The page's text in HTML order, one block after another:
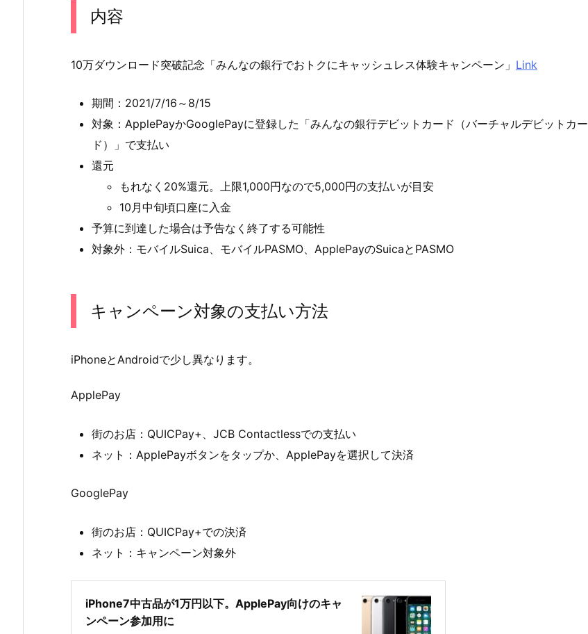
内容
10万ダウンロード突破記念「みんなの銀行でおトクにキャッシュレス体験キャンペーン」 Link
期間：2021/7/16～8/15
対象：ApplePayかGooglePayに登録した「みんなの銀行デビットカード（バーチャルデビットカー
ド）」で支払い
還元
もれなく20%還元。上限1,000円なので5,000円の支払いが目安
10月中旬頃口座に入金
予算に到達した場合は予告なく終了する可能性
対象外：モバイルSuica、モバイルPASMO、ApplePayのSuicaとPASMO
キャンペーン対象の支払い方法
iPhoneとAndroidで少し異なります。
ApplePay
街のお店：QUICPay+、JCB Contactlessでの支払い
ネット：ApplePayボタンをタップか、ApplePayを選択して決済
GooglePay
街のお店：QUICPay+での決済
ネット：キャンペーン対象外
iPhone7中古品が1万円以下。ApplePay向けのキャ
ンペーン参加用に